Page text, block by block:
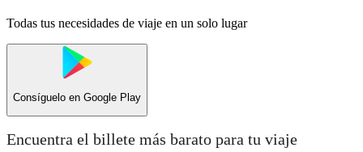
Todas tus necesidades de viaje en un solo lugar
Consíguelo en Google Play
Encuentra el billete más barato para tu viaje